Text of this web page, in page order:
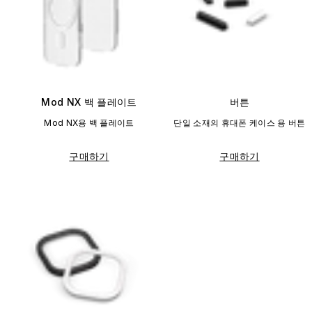
Mod NX 백 플레이트
Mod NX용 백 플레이트
구매하기
버튼
단일 소재의 휴대폰 케이스 용 버튼
구매하기